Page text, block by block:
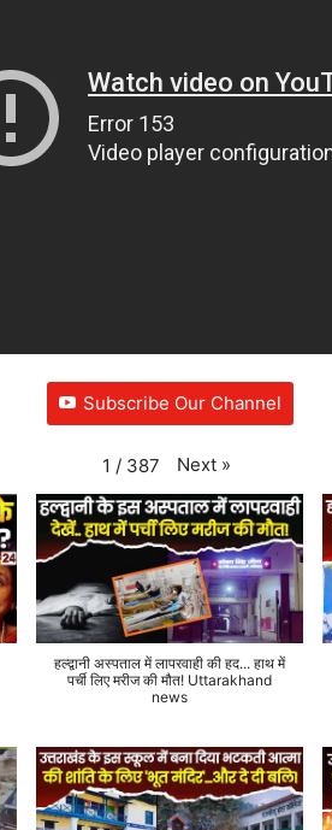
Subscribe Our Channel
1 / 387 Next »
हल्द्वानी अस्पताल में लापरवाही की हद... हाथ में
पर्ची लिए मरीज की मौत! Uttarakhand
news